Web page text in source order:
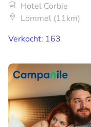
Hotel Corbie
Lommel (11km)
Verkocht: 163